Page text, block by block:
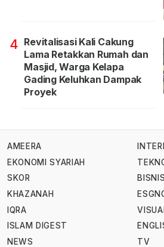
4 Revitalisasi Kali Cakung
Lama Retakkan Rumah dan
Masjid, Warga Kelapa
Gading Keluhkan Dampak
Proyek
AMEERA
EKONOMI SYARIAH
SKOR
KHAZANAH
IQRA
ISLAM DIGEST
NEWS
TV